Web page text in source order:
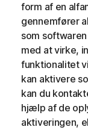
form af en
gennemfører
som
med at virke,
funktionalitet
kan aktivere
kan du
hjælp af de
aktiveringen,